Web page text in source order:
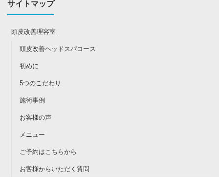
サイトマップ
頭皮改善理容室
頭皮改善ヘッドスパコース
初めに
5つのこだわり
施術事例
お客様の声
メニュー
ご予約はこちらから
お客様からいただく質問